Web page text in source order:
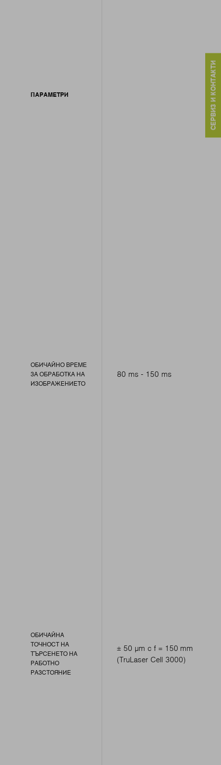
ПАРАМЕТРИ
ОБИЧАЙНО ВРЕМЕ
ЗА ОБРАБОТКА НА
ИЗОБРАЖЕНИЕТО
ОБИЧАЙНА
ТОЧНОСТ НА
ТЪРСЕНЕТО НА
РАБОТНО
РАЗСТОЯНИЕ
80 ms - 150 ms
± 50 μm с f = 150 mm
(TruLaser Cell 3000)
СЕРВИЗ И КОНТАКТИ